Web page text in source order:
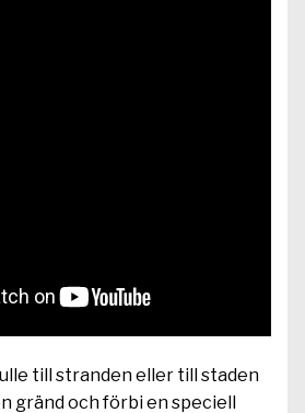
till stranden eller till staden
gränd och förbi en speciell